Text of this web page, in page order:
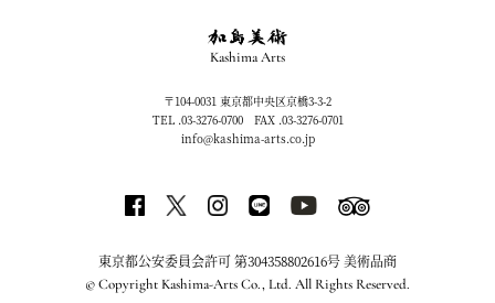
Kashima Arts
〒104-0031 東京都中央区京橋3-3-2
TEL .03-3276-0700 FAX .03-3276-0701
info@kashima-arts.co.jp
東京都公安委員会許可 第304358802616号 美術品商
© Copyright Kashima-Arts Co., Ltd. All Rights Reserved.